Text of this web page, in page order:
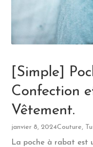
[Simple]
Confection
Vêtement.
janvier 8, 2024Couture,
La poche à rabat est